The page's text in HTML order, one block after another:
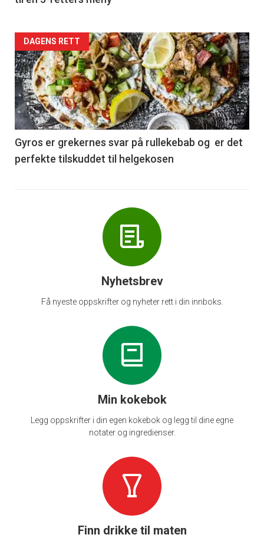
Forsiden
akkurat
nå
-
6
DAGENS RETT
Gyros er grekernes svar på rullekebab og er det
perfekte tilskuddet til helgekosen
Nyhetsbrev
Få nyeste oppskrifter og nyheter rett i din innboks.
Min kokebok
Legg oppskrifter i din egen kokebok og legg til dine egne
notater og ingredienser.
Finn drikke til maten